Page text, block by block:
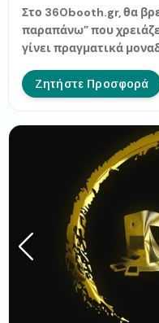
Στο 360booth.gr, θα
παραπάνω” που
γίνει πραγματικά
Ζητήστε Προσφορά